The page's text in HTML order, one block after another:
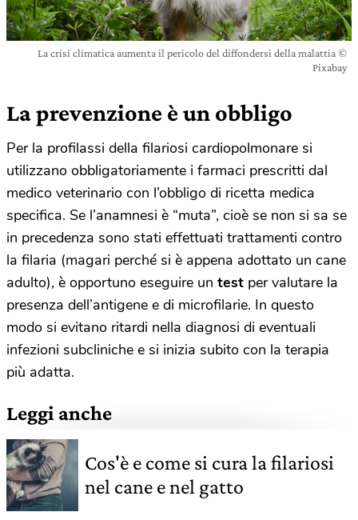
La crisi climatica aumenta il pericolo del diffondersi della malattia ©
Pixabay
La prevenzione è un obbligo
Per la profilassi della filariosi cardiopolmonare si
utilizzano obbligatoriamente i farmaci prescritti dal
medico veterinario con l’obbligo di ricetta medica
specifica. Se l’anamnesi è “muta”, cioè se non si sa se
in precedenza sono stati effettuati trattamenti contro
la filaria (magari perché si è appena adottato un cane
adulto), è opportuno eseguire un test per valutare la
presenza dell’antigene e di microfilarie. In questo
modo si evitano ritardi nella diagnosi di eventuali
infezioni subcliniche e si inizia subito con la terapia
più adatta.
Leggi anche
Cos'è e come si cura la filariosi
nel cane e nel gatto